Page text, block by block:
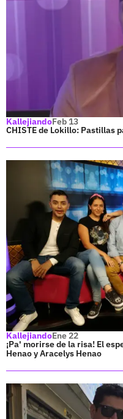
KallejiandoFeb 13
CHISTE de Lokillo: Pastillas
KallejiandoEne 22
¡Pa' morirse de la risa! El
Henao y Aracelys Henao